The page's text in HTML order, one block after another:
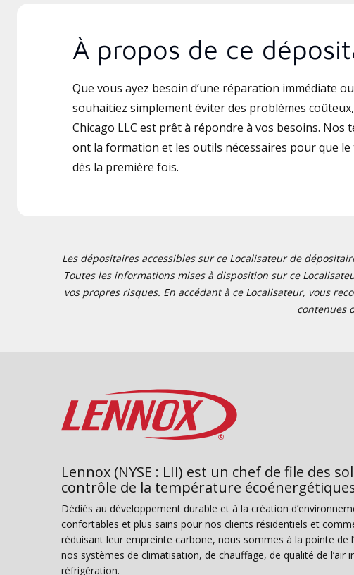
À propos de ce
Que vous ayez besoin d’une réparation immédiate
souhaitiez simplement éviter des problèmes
Chicago LLC est prêt à répondre à vos besoins. Nos
ont la formation et les outils nécessaires pour que
dès la première fois.
Les dépositaires accessibles sur ce Localisateur de
Toutes les informations mises à disposition sur ce
vos propres risques. En accédant à ce Localisateur, vous
contenues
Lennox (NYSE : LII) est un chef de file des
contrôle de la température
Dédiés au développement durable et à la création
confortables et plus sains pour nos clients résidentiels et
réduisant leur empreinte carbone, nous sommes à la pointe de
nos systèmes de climatisation, de chauffage, de qualité de l’air
réfrigération.